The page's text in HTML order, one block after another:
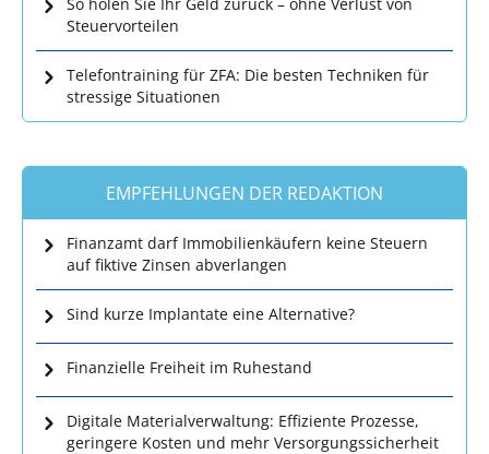
Steuervorteilen
Telefontraining für ZFA: Die besten Techniken für
stressige Situationen
EMPFEHLUNGEN DER REDAKTION
Finanzamt darf Immobilienkäufern keine Steuern
auf fiktive Zinsen abverlangen
Sind kurze Implantate eine Alternative?
Finanzielle Freiheit im Ruhestand
Digitale Materialverwaltung: Effiziente Prozesse,
geringere Kosten und mehr Versorgungssicherheit